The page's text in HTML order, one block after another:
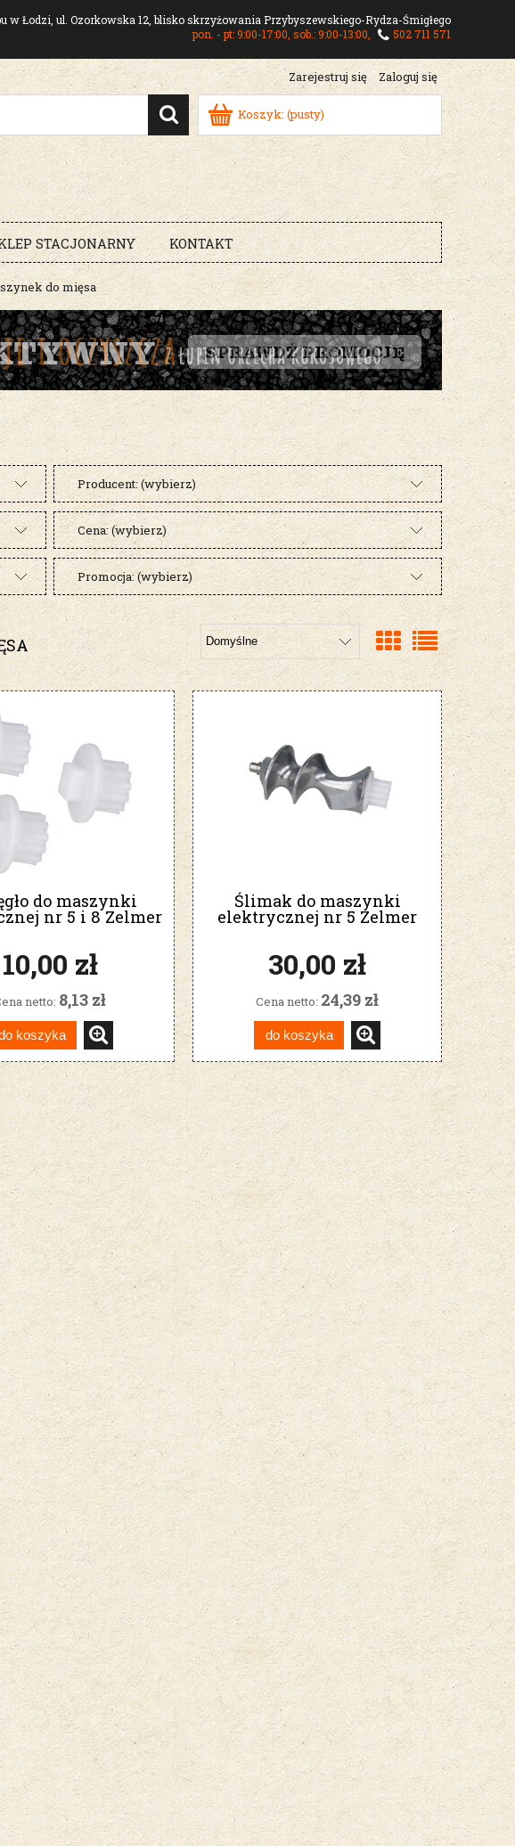
w Łodzi, ul. Ozorkowska 12, blisko skrzyżowania Przybyszewskiego-Rydza-Śmigłego
pon. - pt: 9:00-17:00, sob.: 9:00-13:00,
502 711 571
Zarejestruj się Zaloguj się
Koszyk: (pusty)
STACJONARNY KONTAKT
do mięsa
Producent: (wybierz)
Cena: (wybierz)
Promocja: (wybierz)
do maszynki
nr 5 i 8 Zelmer
Diana 3 sztuki
10,00 zł
netto: 8,13 zł
koszyka
Ślimak do maszynki
elektrycznej nr 5 Zelmer
Bosch 2-stronny
30,00 zł
Cena netto: 24,39 zł
do koszyka